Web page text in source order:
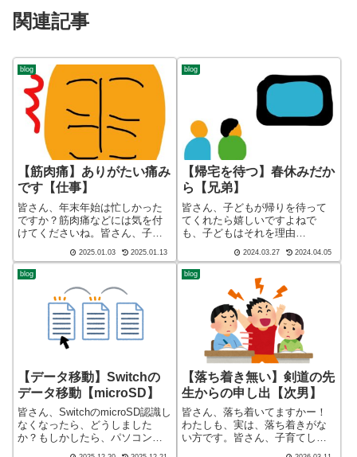
関連記事
blog
【筋肉痛】ありがたい痛み
です【仕事】
皆さん、年末年始は忙しかった
ですか？筋肉痛などには気を付
けてくださいね。皆さん、子育
ート バージョン（blog short
ver）こんばんわ、迷答座布団ブ
(@meitou_zabuton...
2025.01.03 2025.01.13
blog
【帰宅を待つ】春休みだか
ら【兄弟】
皆さん、子どもが帰りを待って
てくれたら嬉しいですよねで
も、子どもはそれを理由
すかー！ブログ ショート バ
ージョン（blog short ver）こん
ばんわ、迷答座布団ブログの運
営をしているざぶ(@meitou_z...
2024.03.27 2024.04.05
blog
【データ移動】Switchの
データ移動【microSD】
皆さん、SwitchのmicroSD認識し
なくなったら、どうしました
か？もしかしたら、パソコンを
blog
【落ち着き無い】剣道の先
生からの申し出【次男】
皆さん、落ち着いてますかー！
わたしも、実は、落ち着きがな
い方です。皆さん、子育てして